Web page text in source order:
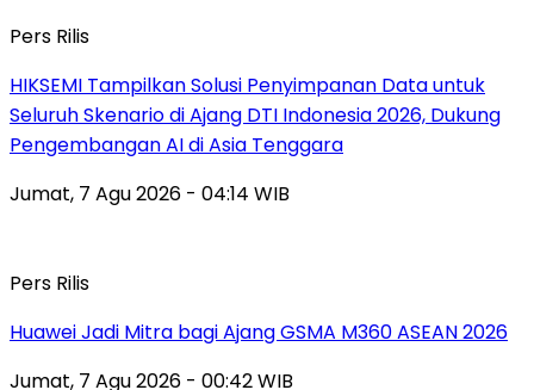
Pers Rilis
HIKSEMI Tampilkan Solusi Penyimpanan Data untuk
Seluruh Skenario di Ajang DTI Indonesia 2026, Dukung
Pengembangan AI di Asia Tenggara
Jumat, 7 Agu 2026 - 04:14 WIB
Pers Rilis
Huawei Jadi Mitra bagi Ajang GSMA M360 ASEAN 2026
Jumat, 7 Agu 2026 - 00:42 WIB